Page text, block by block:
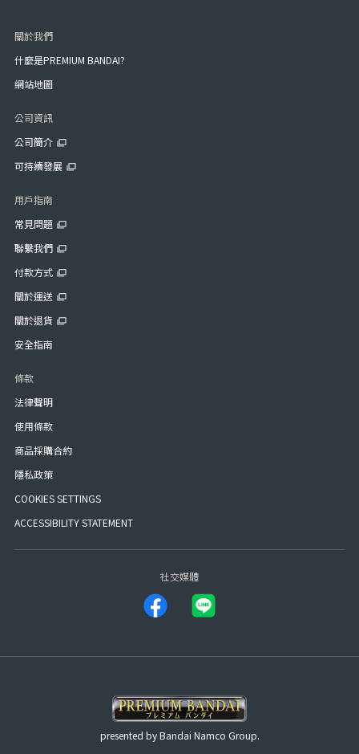
關於我們
什麼是PREMIUM BANDAI?
網站地圖
公司資訊
公司簡介
可持續發展
用戶指南
常見問題
聯繫我們
付款方式
關於運送
關於退貨
安全指南
條款
法律聲明
使用條款
商品採購合約
隱私政策
COOKIES SETTINGS
ACCESSIBILITY STATEMENT
社交媒體
presented by Bandai Namco Group.